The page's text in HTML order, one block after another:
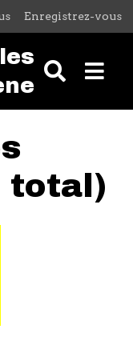
principal
Enregistrez-vous
total)